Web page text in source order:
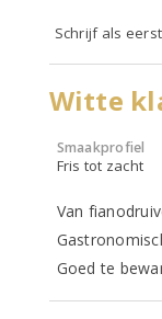
Schrijf als
Witte
Smaakprofiel
Fris tot zacht
Van
Goed te